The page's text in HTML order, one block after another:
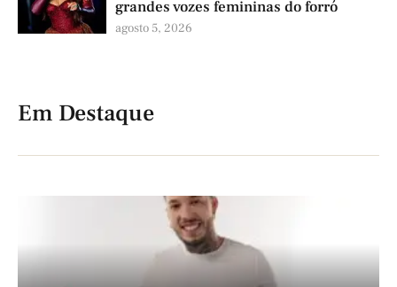
grandes vozes femininas do forró
agosto 5, 2026
Em Destaque